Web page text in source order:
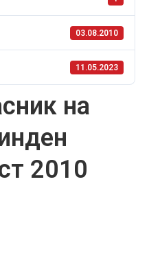
03.08.2010
11.05.2023
на
2010